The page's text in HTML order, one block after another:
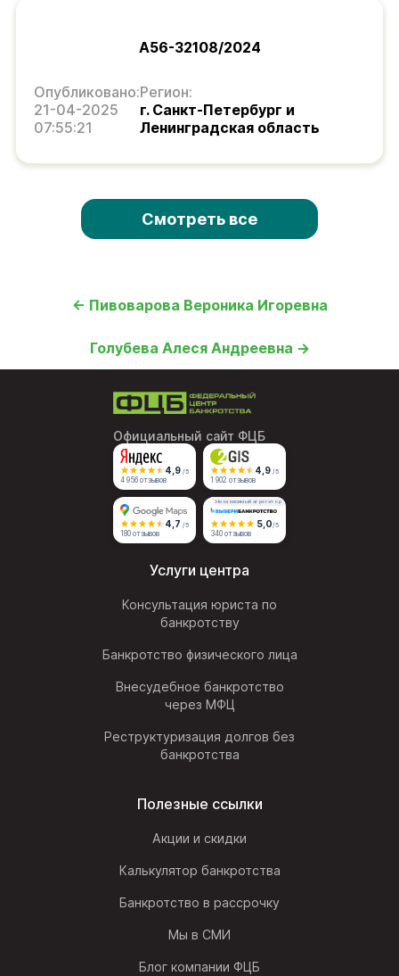
А56-32108/2024
Опубликовано:
21-04-2025
07:55:21
Регион:
г. Санкт-Петербург и
Ленинградская область
Смотреть все
← Пивоварова Вероника Игоревна
Голубева Алеся Андреевна →
Официальный сайт ФЦБ
4,9 /5
4 956 отзывов
4,9 /5
1 902 отзывов
4,7 /5
180 отзывов
Независимый агрегатор
5,0/5
340 отзывов
Услуги центра
Консультация юриста по
банкротству
Банкротство физического лица
Внесудебное банкротство
через МФЦ
Реструктуризация долгов без
банкротства
Полезные ссылки
Акции и скидки
Калькулятор банкротства
Банкротство в рассрочку
Мы в СМИ
Блог компании ФЦБ